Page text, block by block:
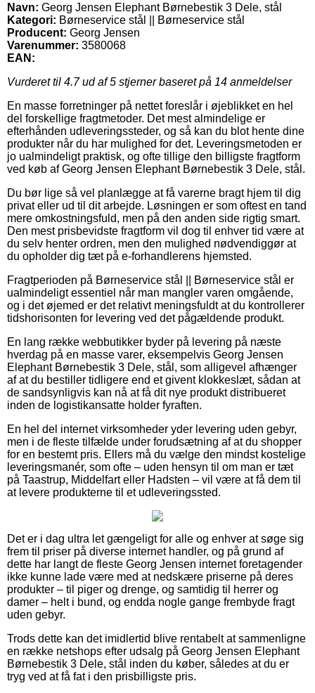
Navn: Georg Jensen Elephant Børnebestik 3 Dele, stål
Kategori: Børneservice stål || Børneservice stål
Producent: Georg Jensen
Varenummer: 3580068
EAN:
Vurderet til 4.7ud af 5 stjerner baseret på 14 anmeldelser
En masse forretninger på nettet foreslår i øjeblikket en hel
del forskellige fragtmetoder. Det mest almindelige er
efterhånden udleveringssteder, og så kan du blot hente dine
produkter når du har mulighed for det. Leveringsmetoden er
jo ualmindeligt praktisk, og ofte tillige den billigste fragtform
ved køb af Georg Jensen Elephant Børnebestik 3 Dele, stål.
Du bør lige så vel planlægge at få varerne bragt hjem til dig
privat eller ud til dit arbejde. Løsningen er som oftest en tand
mere omkostningsfuld, men på den anden side rigtig smart.
Den mest prisbevidste fragtform vil dog til enhver tid være at
du selv henter ordren, men den mulighed nødvendiggør at
du opholder dig tæt på e-forhandlerens hjemsted.
Fragtperioden på Børneservice stål || Børneservice stål er
ualmindeligt essentiel når man mangler varen omgående,
og i det øjemed er det relativt meningsfuldt at du kontrollerer
tidshorisonten for levering ved det pågældende produkt.
En lang række webbutikker byder på levering på næste
hverdag på en masse varer, eksempelvis Georg Jensen
Elephant Børnebestik 3 Dele, stål, som alligevel afhænger
af at du bestiller tidligere end et givent klokkeslæt, sådan at
de sandsynligvis kan nå at få dit nye produkt distribueret
inden de logistikansatte holder fyraften.
En hel del internet virksomheder yder levering uden gebyr,
men i de fleste tilfælde under forudsætning af at du shopper
for en bestemt pris. Ellers må du vælge den mindst kostelige
leveringsmanér, som ofte – uden hensyn til om man er tæt
på Taastrup, Middelfart eller Hadsten – vil være at få dem til
at levere produkterne til et udleveringssted.
Det er i dag ultra let gængeligt for alle og enhver at søge sig
frem til priser på diverse internet handler, og på grund af
dette har langt de fleste Georg Jensen internet foretagender
ikke kunne lade være med at nedskære priserne på deres
produkter – til piger og drenge, og samtidig til herrer og
damer – helt i bund, og endda nogle gange frembyde fragt
uden gebyr.
Trods dette kan det imidlertid blive rentabelt at sammenligne
en række netshops efter udsalg på Georg Jensen Elephant
Børnebestik 3 Dele, stål inden du køber, således at du er
tryg ved at få fat i den prisbilligste pris.